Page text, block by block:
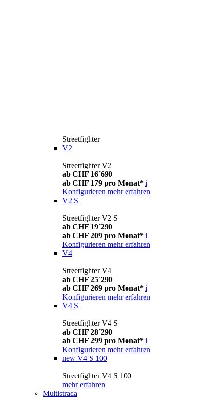
Streetfighter
V2
Streetfighter V2
ab CHF 16´690
ab CHF 179 pro Monat* i
Konfigurieren mehr erfahren
V2 S
Streetfighter V2 S
ab CHF 19´290
ab CHF 209 pro Monat* i
Konfigurieren mehr erfahren
V4
Streetfighter V4
ab CHF 25´290
ab CHF 269 pro Monat* i
Konfigurieren mehr erfahren
V4 S
Streetfighter V4 S
ab CHF 28´290
ab CHF 299 pro Monat* i
Konfigurieren mehr erfahren
new V4 S 100
Streetfighter V4 S 100
mehr erfahren
Multistrada